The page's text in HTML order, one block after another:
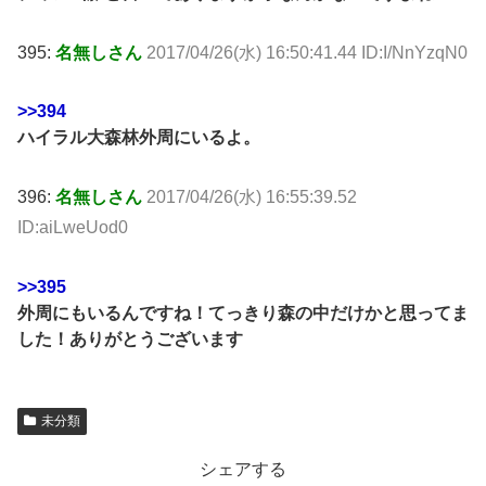
395: 名無しさん 2017/04/26(水) 16:50:41.44 ID:I/NnYzqN0
>>394
ハイラル大森林外周にいるよ。
396: 名無しさん 2017/04/26(水) 16:55:39.52
ID:aiLweUod0
>>395
外周にもいるんですね！てっきり森の中だけかと思ってま
した！ありがとうございます
未分類
シェアする